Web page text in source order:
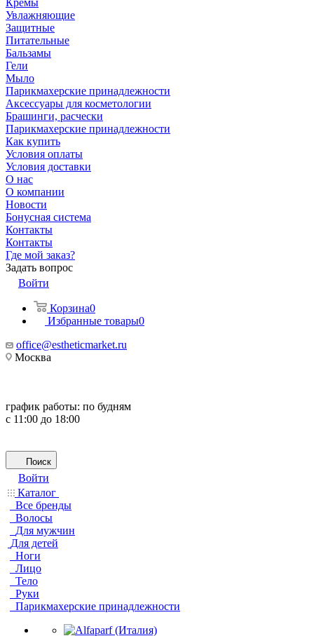
Кремы
Увлажняющие
Защитные
Питательные
Бальзамы
Гели
Мыло
Парикмахерские принадлежности
Аксессуары для косметологии
Брашинги, расчески
Парикмахерские принадлежности
Как купить
Условия оплаты
Условия доставки
О нас
О компании
Новости
Бонусная система
Контакты
Контакты
Где мой заказ?
Задать вопрос
Войти
Корзина0
Избранные товары0
office@estheticmarket.ru
Москва
график работы: по будням
с 11:00 до 18:00
Поиск
Войти
Каталог
Все бренды
Волосы
Для мужчин
Для детей
Ноги
Лицо
Тело
Руки
Парикмахерские принадлежности